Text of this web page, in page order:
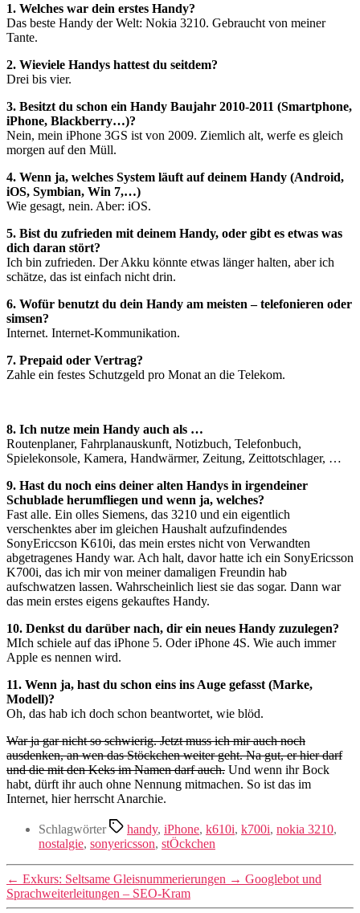
1. Welches war dein erstes Handy?
Das beste Handy der Welt: Nokia 3210. Gebraucht von meiner
Tante.
2. Wieviele Handys hattest du seitdem?
Drei bis vier.
3. Besitzt du schon ein Handy Baujahr 2010-2011 (Smartphone,
iPhone, Blackberry…)?
Nein, mein iPhone 3GS ist von 2009. Ziemlich alt, werfe es gleich
morgen auf den Müll.
4. Wenn ja, welches System läuft auf deinem Handy (Android,
iOS, Symbian, Win 7,…)
Wie gesagt, nein. Aber: iOS.
5. Bist du zufrieden mit deinem Handy, oder gibt es etwas was
dich daran stört?
Ich bin zufrieden. Der Akku könnte etwas länger halten, aber ich
schätze, das ist einfach nicht drin.
6. Wofür benutzt du dein Handy am meisten – telefonieren oder
simsen?
Internet. Internet-Kommunikation.
7. Prepaid oder Vertrag?
Zahle ein festes Schutzgeld pro Monat an die Telekom.
8. Ich nutze mein Handy auch als …
Routenplaner, Fahrplanauskunft, Notizbuch, Telefonbuch,
Spielekonsole, Kamera, Handwärmer, Zeitung, Zeittotschlager, …
9. Hast du noch eins deiner alten Handys in irgendeiner
Schublade herumfliegen und wenn ja, welches?
Fast alle. Ein olles Siemens, das 3210 und ein eigentlich
verschenktes aber im gleichen Haushalt aufzufindendes
SonyEriccson K610i, das mein erstes nicht von Verwandten
abgetragenes Handy war. Ach halt, davor hatte ich ein SonyEricsson
K700i, das ich mir von meiner damaligen Freundin hab
aufschwatzen lassen. Wahrscheinlich liest sie das sogar. Dann war
das mein erstes eigens gekauftes Handy.
10. Denkst du darüber nach, dir ein neues Handy zuzulegen?
MIch schiele auf das iPhone 5. Oder iPhone 4S. Wie auch immer
Apple es nennen wird.
11. Wenn ja, hast du schon eins ins Auge gefasst (Marke,
Modell)?
Oh, das hab ich doch schon beantwortet, wie blöd.
War ja gar nicht so schwierig. Jetzt muss ich mir auch noch
ausdenken, an wen das Stöckchen weiter geht. Na gut, er hier darf
und die mit den Keks im Namen darf auch. Und wenn ihr Bock
habt, dürft ihr auch ohne Nennung mitmachen. So ist das im
Internet, hier herrscht Anarchie.
Schlagwörter handy, iPhone, k610i, k700i, nokia 3210,
nostalgie, sonyericsson, stÖckchen
← Exkurs: Seltsame Gleisnummerierungen → Googlebot und
Sprachweiterleitungen – SEO-Kram